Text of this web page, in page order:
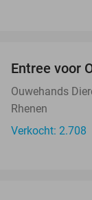
Entree voor
Ouwehands
Rhenen
Verkocht: 2.708